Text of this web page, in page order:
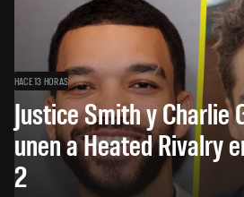
HACE 13 HORAS
Justice Smith y Charlie
unen a Heated Rivalry
2